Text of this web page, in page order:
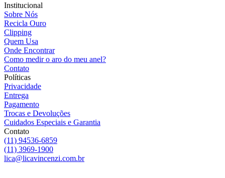
Institucional
Sobre Nós
Recicla Ouro
Clipping
Quem Usa
Onde Encontrar
Como medir o aro do meu anel?
Contato
Políticas
Privacidade
Entrega
Pagamento
Trocas e Devoluções
Cuidados Especiais e Garantia
Contato
(11) 94536-6859
(11) 3969-1900
lica@licavincenzi.com.br